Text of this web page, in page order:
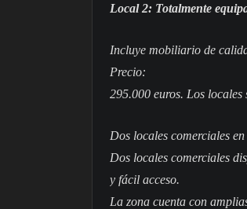
Local 2: Totalmente
Incluye mobiliario de
Precio:
295.000 euros. Los locales
Dos locales comerciales
Dos locales comerciales
y fácil acceso.
La zona cuenta con